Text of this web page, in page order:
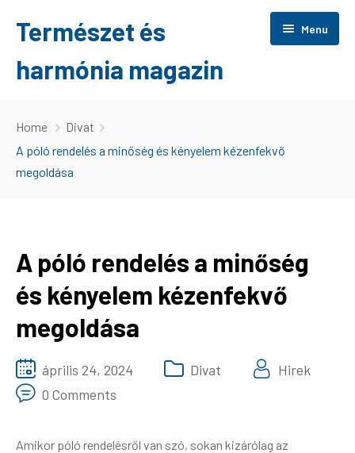
Természet és
harmónia magazin
Menu
Otthon
Tippek
Wellness
Szolgáltatás
Játék
Gazdaság
Háztartás
Divat
Home
Divat
A póló rendelés a minőség és kényelem kézenfekvő
megoldása
A póló rendelés a minőség
és kényelem kézenfekvő
megoldása
április 24, 2024 Divat
Hirek
0 Comments
Amikor póló rendelésről van szó, sokan kizárólag az